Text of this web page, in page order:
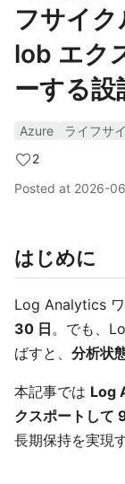
フサイ
lob エク
ーする設
Azure ライフサ
2
Posted at 2026-
はじめに
Log Analytics
30 日。でも、
ばすと、 分析状
本記事では Log
クスポートして
長期保持を実現